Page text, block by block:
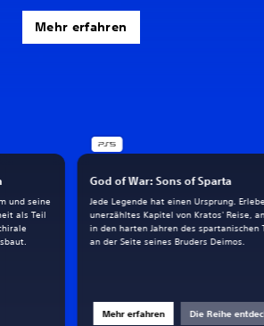
Mehr erfahren
God of War: Sons of Sparta
Jede Legende hat einen Ursprung.
unerzähltes Kapitel von Kratos' Reise,
in den harten Jahren des spartanischen
an der Seite seines Bruders Deimos.
Mehr erfahren Die Reihe
und seine
als Teil